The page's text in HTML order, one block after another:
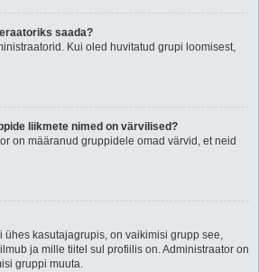
saada?
Kui oled huvitatud grupi loomisest,
liikmete nimed on värvilised?
on määranud gruppidele omad värvid, et neid
ühes kasutajagrupis, on vaikimisi grupp see,
ja mille tiitel sul profiilis on. Administraator on
gruppi muuta.